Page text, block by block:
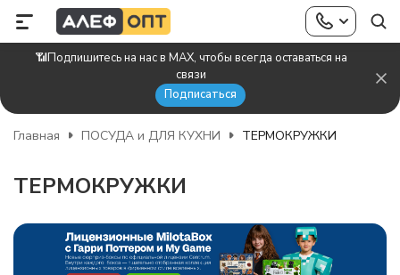
📶Подпишитесь на нас в MAX, чтобы всегда оставаться на
связи
Подписаться
Главная ПОСУДА и ДЛЯ КУХНИ ТЕРМОКРУЖКИ
ТЕРМОКРУЖКИ